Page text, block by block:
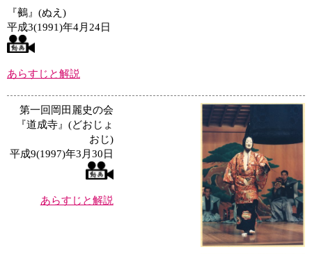
『鵺』(ぬえ)
平成3(1991)年4月24日
あらすじと解説
第一回岡田麗史の会
『道成寺』(どおじょ
おじ)
平成9(1997)年3月30日
あらすじと解説